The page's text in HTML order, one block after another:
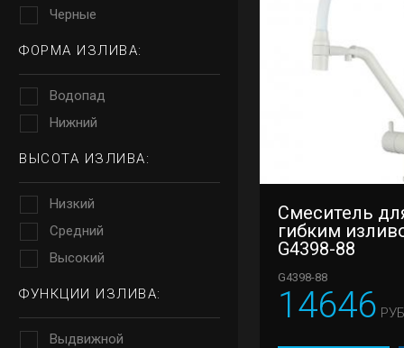
Черные
ФОРМА ИЗЛИВА:
Водопад
Нижний
ВЫСОТА ИЗЛИВА:
Низкий
Средний
Высокий
ФУНКЦИИ ИЗЛИВА:
Выдвижной
Смеситель
гибким
G4398-88
G4398-88
14646